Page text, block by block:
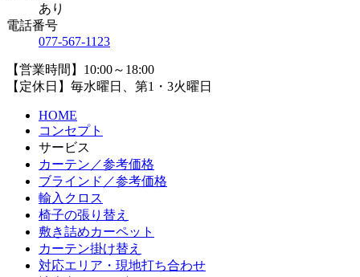
あり
電話番号
077-567-1123
【営業時間】10:00～18:00
【定休日】毎水曜日、第1・3火曜日
HOME
コンセプト
サービス
カーテン／参考価格
ブラインド／参考価格
輸入クロス
椅子の張り替え
敷き詰めカーペット
カーテン掛け替え
対応エリア・現地打ち合わせ